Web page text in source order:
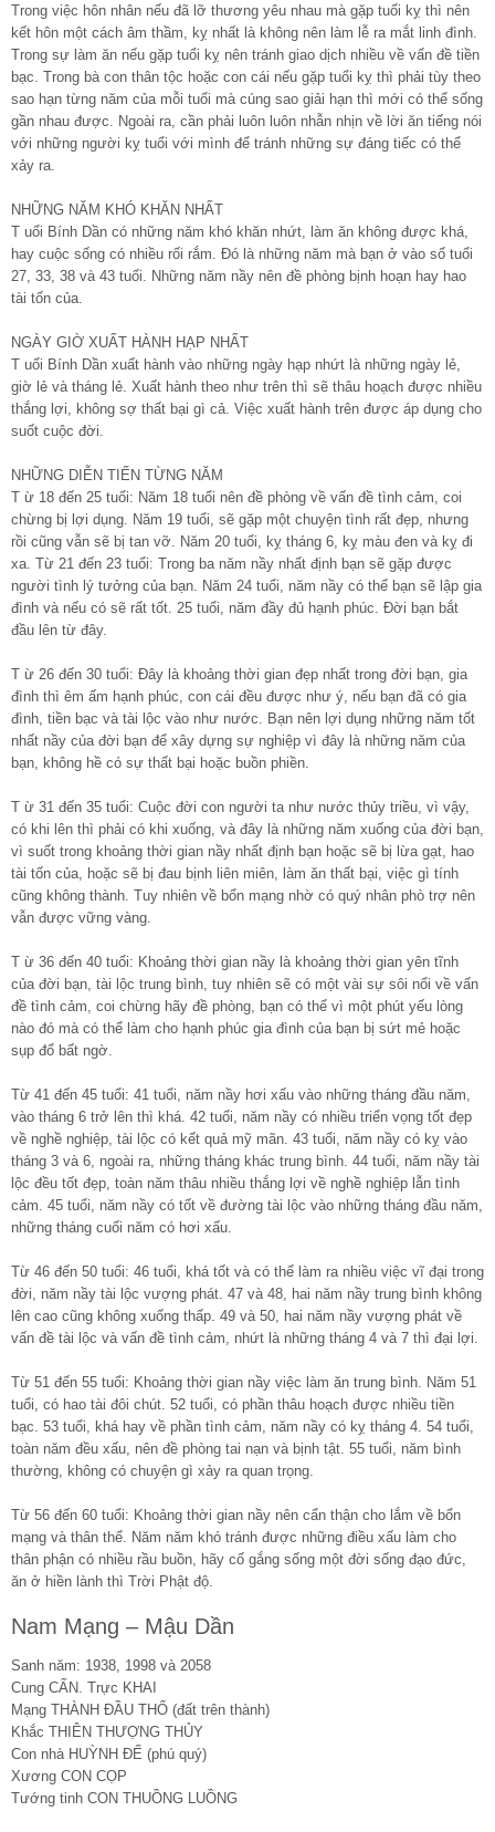
Trong việc hôn nhân nếu đã lỡ thương yêu nhau mà gặp tuổi kỵ thì nên
kết hôn một cách âm thầm, kỵ nhất là không nên làm lễ ra mắt linh đình.
Trong sự làm ăn nếu gặp tuổi kỵ nên tránh giao dịch nhiều về vấn đề tiền
bạc. Trong bà con thân tộc hoặc con cái nếu gặp tuổi kỵ thì phải tùy theo
sao hạn từng năm của mỗi tuổi mà cúng sao giải hạn thì mới có thể sống
gần nhau được. Ngoài ra, cần phải luôn luôn nhẫn nhịn về lời ăn tiếng nói
với những người kỵ tuổi với mình để tránh những sự đáng tiếc có thể
xảy ra.
NHỮNG NĂM KHÓ KHĂN NHẤT
T uổi Bính Dần có những năm khó khăn nhứt, làm ăn không được khá,
hay cuộc sống có nhiều rối rắm. Đó là những năm mà bạn ở vào số tuổi
27, 33, 38 và 43 tuổi. Những năm nầy nên đề phòng bịnh hoạn hay hao
tài tốn của.
NGÀY GIỜ XUẤT HÀNH HẠP NHẤT
T uổi Bính Dần xuất hành vào những ngày hạp nhứt là những ngày lẻ,
giờ lẻ và tháng lẻ. Xuất hành theo như trên thì sẽ thâu hoạch được nhiều
thắng lợi, không sợ thất bại gì cả. Việc xuất hành trên được áp dụng cho
suốt cuộc đời.
NHỮNG DIỄN TIẾN TỪNG NĂM
T ừ 18 đến 25 tuổi: Năm 18 tuổi nên đề phòng về vấn đề tình cảm, coi
chừng bị lợi dụng. Năm 19 tuổi, sẽ gặp một chuyện tình rất đẹp, nhưng
rồi cũng vẫn sẽ bị tan vỡ. Năm 20 tuổi, kỵ tháng 6, kỵ màu đen và kỵ đi
xa. Từ 21 đến 23 tuổi: Trong ba năm nầy nhất định bạn sẽ gặp được
người tình lý tưởng của bạn. Năm 24 tuổi, năm nầy có thể bạn sẽ lập gia
đình và nếu có sẽ rất tốt. 25 tuổi, năm đầy đủ hạnh phúc. Đời bạn bắt
đầu lên từ đây.
T ừ 26 đến 30 tuổi: Đây là khoảng thời gian đẹp nhất trong đời bạn, gia
đình thì êm ấm hạnh phúc, con cái đều được như ý, nếu bạn đã có gia
đình, tiền bạc và tài lộc vào như nước. Bạn nên lợi dụng những năm tốt
nhất nầy của đời bạn để xây dựng sự nghiệp vì đây là những năm của
bạn, không hề có sự thất bại hoặc buồn phiền.
T ừ 31 đến 35 tuổi: Cuộc đời con người ta như nước thủy triều, vì vậy,
có khi lên thì phải có khi xuống, và đây là những năm xuống của đời bạn,
vì suốt trong khoảng thời gian nầy nhất định bạn hoặc sẽ bị lừa gạt, hao
tài tốn của, hoặc sẽ bị đau bịnh liên miên, làm ăn thất bại, việc gì tính
cũng không thành. Tuy nhiên về bổn mạng nhờ có quý nhân phò trợ nên
vẫn được vững vàng.
T ừ 36 đến 40 tuổi: Khoảng thời gian nầy là khoảng thời gian yên tĩnh
của đời bạn, tài lộc trung bình, tuy nhiên sẽ có một vài sự sôi nổi về vấn
đề tình cảm, coi chừng hãy đề phòng, bạn có thể vì một phút yếu lòng
nào đó mà có thể làm cho hạnh phúc gia đình của bạn bị sứt mẻ hoặc
sụp đổ bất ngờ.
Từ 41 đến 45 tuổi: 41 tuổi, năm nầy hơi xấu vào những tháng đầu năm,
vào tháng 6 trở lên thì khá. 42 tuổi, năm nầy có nhiều triển vọng tốt đẹp
về nghề nghiệp, tài lộc có kết quả mỹ mãn. 43 tuổi, năm nầy có kỵ vào
tháng 3 và 6, ngoài ra, những tháng khác trung bình. 44 tuổi, năm nầy tài
lộc đều tốt đẹp, toàn năm thâu nhiều thắng lợi về nghề nghiệp lẫn tình
cảm. 45 tuổi, năm nầy có tốt về đường tài lộc vào những tháng đầu năm,
những tháng cuối năm có hơi xấu.
Từ 46 đến 50 tuổi: 46 tuổi, khá tốt và có thể làm ra nhiều việc vĩ đại trong
đời, năm nầy tài lộc vượng phát. 47 và 48, hai năm nầy trung bình không
lên cao cũng không xuống thấp. 49 và 50, hai năm nầy vượng phát về
vấn đề tài lộc và vấn đề tình cảm, nhứt là những tháng 4 và 7 thì đại lợi.
Từ 51 đến 55 tuổi: Khoảng thời gian nầy việc làm ăn trung bình. Năm 51
tuổi, có hao tài đôi chút. 52 tuổi, có phần thâu hoạch được nhiều tiền
bạc. 53 tuổi, khá hay về phần tình cảm, năm nầy có kỵ tháng 4. 54 tuổi,
toàn năm đều xấu, nên đề phòng tai nạn và bịnh tật. 55 tuổi, năm bình
thường, không có chuyện gì xảy ra quan trọng.
Từ 56 đến 60 tuổi: Khoảng thời gian nầy nên cẩn thận cho lắm về bổn
mạng và thân thể. Năm năm khó tránh được những điều xấu làm cho
thân phận có nhiều rầu buồn, hãy cố gắng sống một đời sống đạo đức,
ăn ở hiền lành thì Trời Phật độ.
Nam Mạng – Mậu Dần
Sanh năm: 1938, 1998 và 2058
Cung CẤN. Trực KHAI
Mạng THÀNH ĐẦU THỔ (đất trên thành)
Khắc THIÊN THƯỢNG THỦY
Con nhà HUỲNH ĐẾ (phú quý)
Xương CON CỌP
Tướng tinh CON THUỒNG LUỒNG